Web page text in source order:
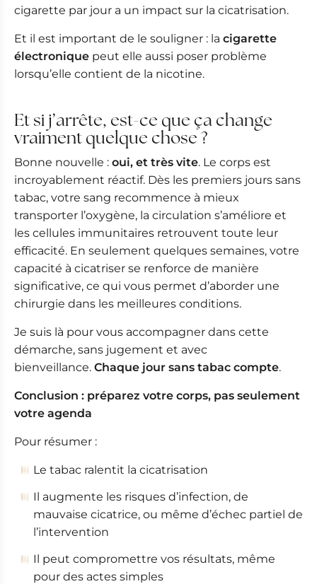
cigarette par jour a un impact sur la cicatrisation.
Et il est important de le souligner : la cigarette
électronique peut elle aussi poser problème
lorsqu’elle contient de la nicotine.
Et si j’arrête, est-ce que ça change
vraiment quelque chose ?
Bonne nouvelle : oui, et très vite. Le corps est
incroyablement réactif. Dès les premiers jours sans
tabac, votre sang recommence à mieux
transporter l’oxygène, la circulation s’améliore et
les cellules immunitaires retrouvent toute leur
efficacité. En seulement quelques semaines, votre
capacité à cicatriser se renforce de manière
significative, ce qui vous permet d’aborder une
chirurgie dans les meilleures conditions.
Je suis là pour vous accompagner dans cette
démarche, sans jugement et avec
bienveillance. Chaque jour sans tabac compte.
Conclusion : préparez votre corps, pas seulement
votre agenda
Pour résumer :
Le tabac ralentit la cicatrisation
Il augmente les risques d’infection, de
mauvaise cicatrice, ou même d’échec partiel de
l’intervention
Il peut compromettre vos résultats, même
pour des actes simples